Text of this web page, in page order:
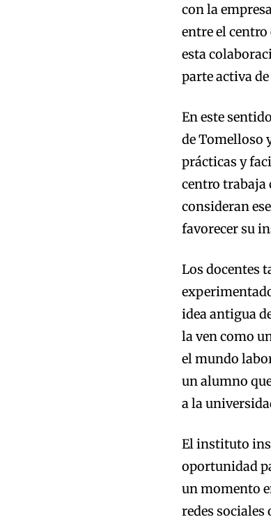
con la
entre el
esta
parte activa
En este
de Tomelloso
prácticas y
centro trabaja
consideran
favorecer su
Los docentes
idea antigua
la ven como
el mundo
un alumno
a la
El instituto
oportunidad
un momento
redes sociales